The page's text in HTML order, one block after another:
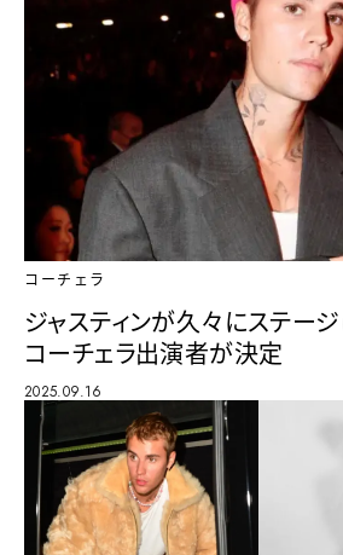
コーチェラ
ジャスティンが久々にステー
コーチェラ出演者が決定
2025.09.16